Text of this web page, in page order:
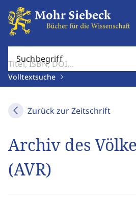
Suchbegriff
Volltextsuche
Zurück zur Zeitschrift
Archiv des
(AVR)